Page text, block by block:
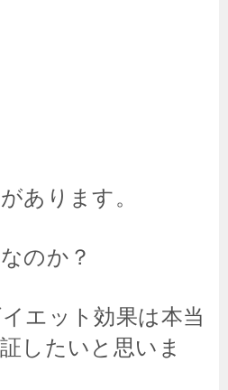
あります。
のか？
エット効果は本当
したいと思いま